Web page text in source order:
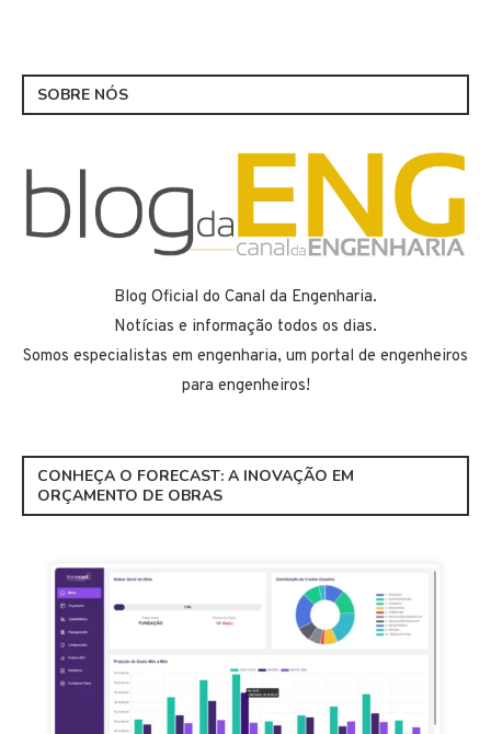
SOBRE NÓS
Blog Oficial do Canal da Engenharia.
Notícias e informação todos os dias.
Somos especialistas em engenharia, um portal de engenheiros
para engenheiros!
CONHEÇA O FORECAST: A INOVAÇÃO EM
ORÇAMENTO DE OBRAS